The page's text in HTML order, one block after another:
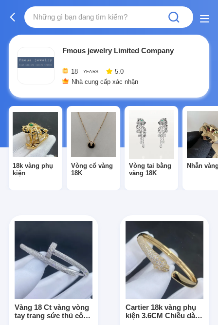
Fmous jewelry Limited Company
18 YEARS
5.0
Nhà cung cấp xác nhận
18k vàng phụ
kiện
Vòng cổ vàng
18K
Vòng tai bằng
vàng 18K
Nhẫn
Vàng 18 Ct vàng vòng
tay trang sức thủ công
Cartier 18k vàng phụ
kiện 3.6CM Chiều dài